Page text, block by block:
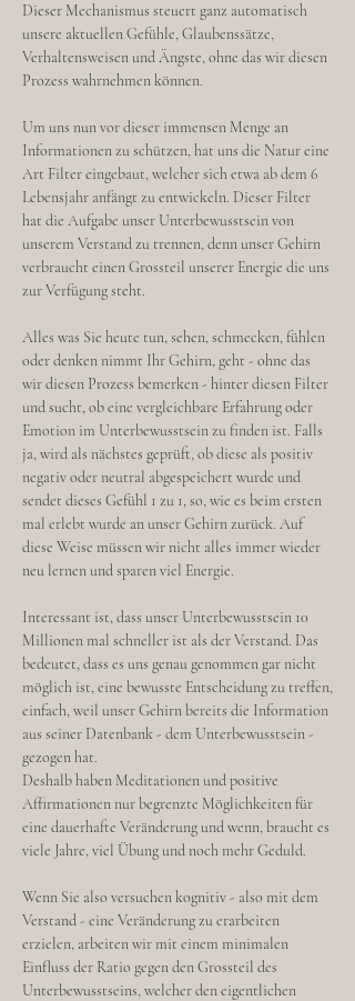
Dieser Mechanismus steuert ganz automatisch
unsere aktuellen Gefühle, Glaubenssätze,
Verhaltensweisen und Ängste, ohne das wir diesen
Prozess wahrnehmen können.
Um uns nun vor dieser immensen Menge an
Informationen zu schützen, hat uns die Natur eine
Art Filter eingebaut, welcher sich etwa ab dem 6
Lebensjahr anfängt zu entwickeln. Dieser Filter
hat die Aufgabe unser Unterbewusstsein von
unserem Verstand zu trennen, denn unser Gehirn
verbraucht einen Grossteil unserer Energie die uns
zur Verfügung steht.
Alles was Sie heute tun, sehen, schmecken, fühlen
oder denken nimmt Ihr Gehirn, geht - ohne das
wir diesen Prozess bemerken - hinter diesen Filter
und sucht, ob eine vergleichbare Erfahrung oder
Emotion im Unterbewusstsein zu finden ist. Falls
ja, wird als nächstes geprüft, ob diese als positiv
negativ oder neutral abgespeichert wurde und
sendet dieses Gefühl 1 zu 1, so, wie es beim ersten
mal erlebt wurde an unser Gehirn zurück. Auf
diese Weise müssen wir nicht alles immer wieder
neu lernen und sparen viel Energie.
Interessant ist, dass unser Unterbewusstsein 10
Millionen mal schneller ist als der Verstand. Das
bedeutet, dass es uns genau genommen gar nicht
möglich ist, eine bewusste Entscheidung zu treffen,
einfach, weil unser Gehirn bereits die Information
aus seiner Datenbank - dem Unterbewusstsein -
gezogen hat.
Deshalb haben Meditationen und positive
Affirmationen nur begrenzte Möglichkeiten für
eine dauerhafte Veränderung und wenn, braucht es
viele Jahre, viel Übung und noch mehr Geduld.
Wenn Sie also versuchen kognitiv - also mit dem
Verstand - eine Veränderung zu erarbeiten
erzielen, arbeiten wir mit einem minimalen
Einfluss der Ratio gegen den Grossteil des
Unterbewusstseins, welcher den eigentlichen